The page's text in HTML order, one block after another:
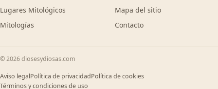
Lugares Mitológicos
Mitologías
Mapa del sitio
Contacto
© 2026 diosesydiosas.com
Aviso legalPolítica de privacidadPolítica de cookies
Términos y condiciones de uso